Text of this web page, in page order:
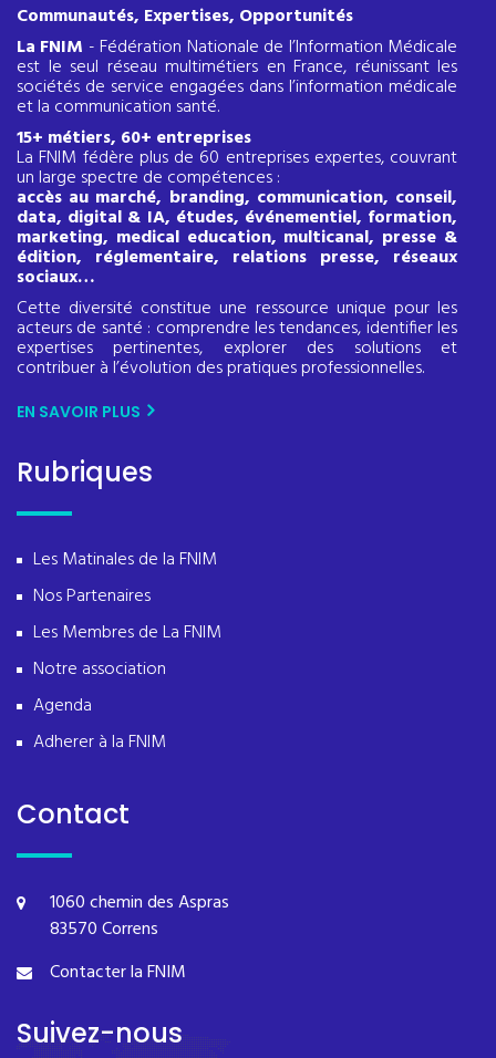
Communautés, Expertises, Opportunités
La FNIM - Fédération Nationale de l’Information Médicale
est le seul réseau multimétiers en France, réunissant les
sociétés de service engagées dans l’information médicale
et la communication santé.
15+ métiers, 60+ entreprises
La FNIM fédère plus de 60 entreprises expertes, couvrant
un large spectre de compétences :
accès au marché, branding, communication, conseil,
data, digital & IA, études, événementiel, formation,
marketing, medical education, multicanal, presse &
édition, réglementaire, relations presse, réseaux
sociaux…
Cette diversité constitue une ressource unique pour les
acteurs de santé : comprendre les tendances, identifier les
expertises pertinentes, explorer des solutions et
contribuer à l’évolution des pratiques professionnelles.
EN SAVOIR PLUS
Rubriques
Les Matinales de la FNIM
Nos Partenaires
Les Membres de La FNIM
Notre association
Agenda
Adherer à la FNIM
Contact
1060 chemin des Aspras
83570 Correns
Contacter la FNIM
Suivez-nous